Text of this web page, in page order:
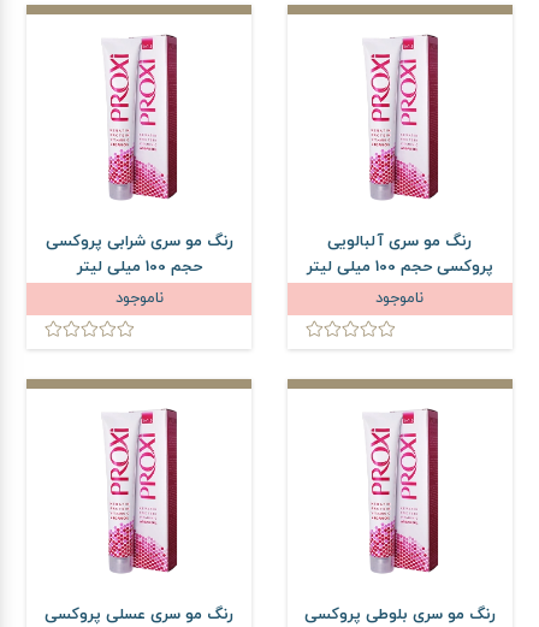
رنگ مو سری آلبالویی
پروکسی حجم 100 میلی لیتر
ناموجود
رنگ مو سری شرابی پروکسی
حجم 100 میلی لیتر
ناموجود
رنگ مو سری بلوطی پروکسی رنگ مو سری عسلی پروکسی